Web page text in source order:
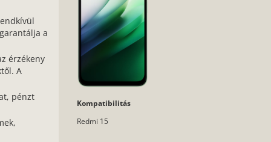
a
érzékeny
A
pénzt
Kompatibilitás
Redmi 15